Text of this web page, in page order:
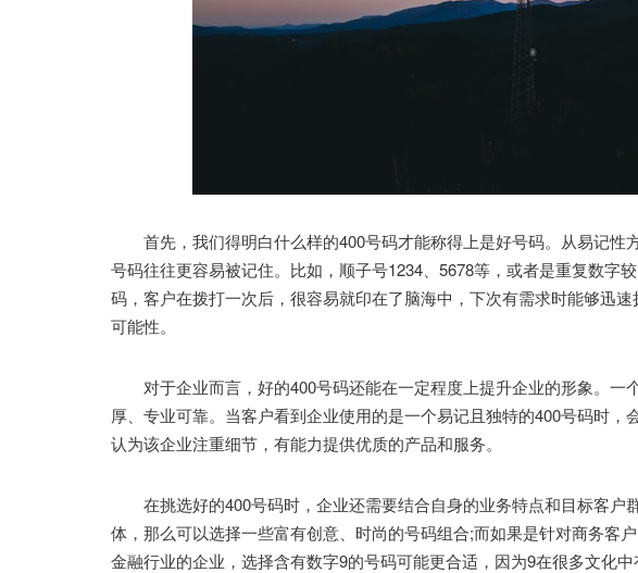
首先，我们得明白什么样的400号码才能称得上是好号码。从易记性
号码往往更容易被记住。比如，顺子号1234、5678等，或者是重复数字
码，客户在拨打一次后，很容易就印在了脑海中，下次有需求时能够迅
可能性。
对于企业而言，好的400号码还能在一定程度上提升企业的形象。一
厚、专业可靠。当客户看到企业使用的是一个易记且独特的400号码时，
认为该企业注重细节，有能力提供优质的产品和服务。
在挑选好的400号码时，企业还需要结合自身的业务特点和目标客户
体，那么可以选择一些富有创意、时尚的号码组合;而如果是针对商务客
金融行业的企业，选择含有数字9的号码可能更合适，因为9在很多文化